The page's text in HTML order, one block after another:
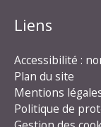
Liens
Accessibilité :
Plan du site
Mentions
Politique de